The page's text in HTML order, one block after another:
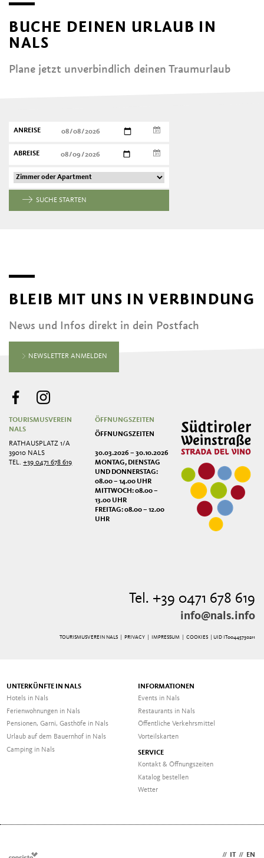
BUCHE DEINEN URLAUB IN
NALS
Plane jetzt unverbindlich deinen Traumurlaub
ANREISE
ABREISE
SUCHE STARTEN
BLEIB MIT UNS IN VERBINDUNG
News und Infos direkt in dein Postfach
NEWSLETTER ANMELDEN
TOURISMUSVEREIN
NALS
RATHAUSPLATZ 1/A
39010 NALS
TEL.+39 0471 678 619
ÖFFNUNGSZEITEN
ÖFFNUNGSZEITEN
30.03.2026 – 30.10.2026
MONTAG, DIENSTAG
UND DONNERSTAG:
08.00 – 14.00 UHR
MITTWOCH: 08.00 –
13.00 UHR
FREITAG: 08.00 – 12.00
UHR
Tel. +39 0471 678 619
info@nals.info
TOURISMUSVEREIN NALS | PRIVACY| IMPRESSUM COOKIES | UID IT00445730211
UNTERKÜNFTE IN NALS
Hotels in Nals
Ferienwohnungen in Nals
Pensionen, Garni, Gasthöfe in Nals
Urlaub auf dem Bauernhof in Nals
Camping in Nals
INFORMATIONEN
Events in Nals
Restaurants in Nals
Öffentliche Verkehrsmittel
Vorteilskarten
SERVICE
Kontakt & Öffnungszeiten
Katalog bestellen
Wetter
// IT // EN